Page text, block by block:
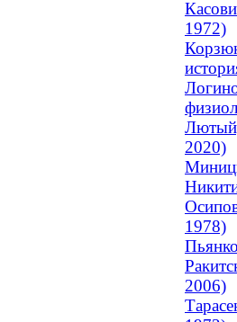
1972)
2020)
1978)
2006)